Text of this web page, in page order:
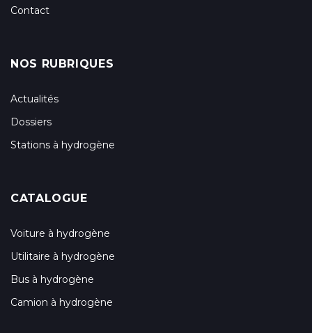
Contact
NOS RUBRIQUES
Actualités
Dossiers
Stations à hydrogène
CATALOGUE
Voiture à hydrogène
Utilitaire à hydrogène
Bus à hydrogène
Camion à hydrogène